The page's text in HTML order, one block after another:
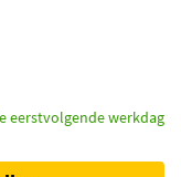
eerstvolgende werkdag